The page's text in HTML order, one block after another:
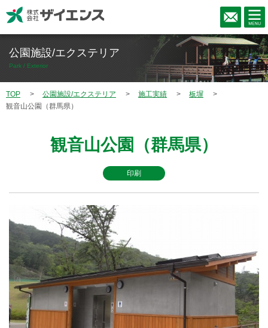
公園施設/エクステリア
Park / Exterior
TOP 公園施設/エクステリア 施工実績
板塀
観音山公園（群馬県）
観音山公園（群馬県）
印刷